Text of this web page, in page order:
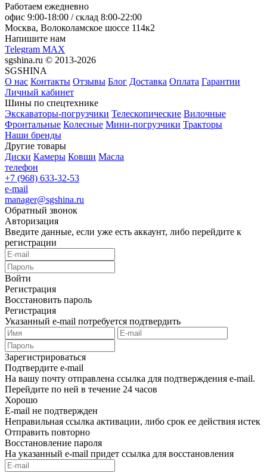
Работаем ежедневно
офис 9:00-18:00 / склад 8:00-22:00
Москва, Волоколамское шоссе 114к2
Напишите нам
Telegram MAX
sgshina.ru © 2013-2026
SGSHINA
О нас Контакты Отзывы Блог Доставка Оплата Гарантии
Личный кабинет
Шины по спецтехнике
Экскаваторы-погрузчики Телескопические Вилочные
Фронтальные Колесные Мини-погрузчики Тракторы
Наши бренды
Другие товары
Диски Камеры Ковши Масла
телефон
+7 (968) 633-32-53
e-mail
manager@sgshina.ru
Обратный звонок
Авторизация
Введите данные, если уже есть аккаунт, либо перейдите к
регистрации
Войти
Регистрация
Восстановить пароль
Регистрация
Указанный e-mail потребуется подтвердить
Зарегистрироваться
Подтвердите e-mail
На вашу почту отправлена ссылка для подтверждения e-mail.
Перейдите по ней в течение 24 часов
Хорошо
E-mail не подтвержден
Неправильная ссылка активации, либо срок ее действия истек
Отправить повторно
Восстановление пароля
На указанный e-mail придет ссылка для восстановления